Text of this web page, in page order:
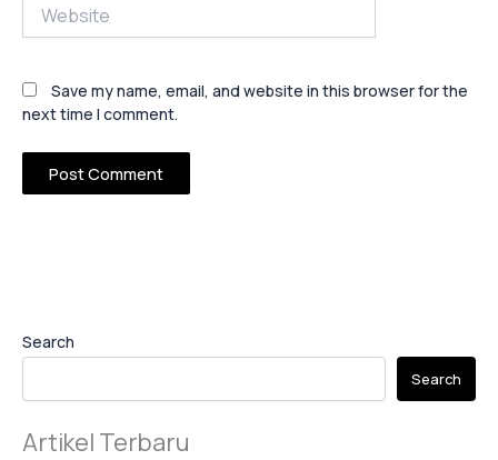
Search
Search
Artikel Terbaru
Save my name, email, and website in this browser for the
next time I comment.